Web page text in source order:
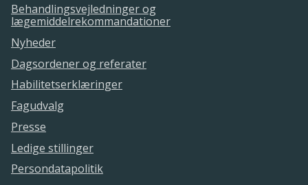
Behandlingsvejledninger og
lægemiddelrekommandationer
Nyheder
Dagsordener og referater
Habilitetserklæringer
Fagudvalg
Presse
Ledige stillinger
Persondatapolitik